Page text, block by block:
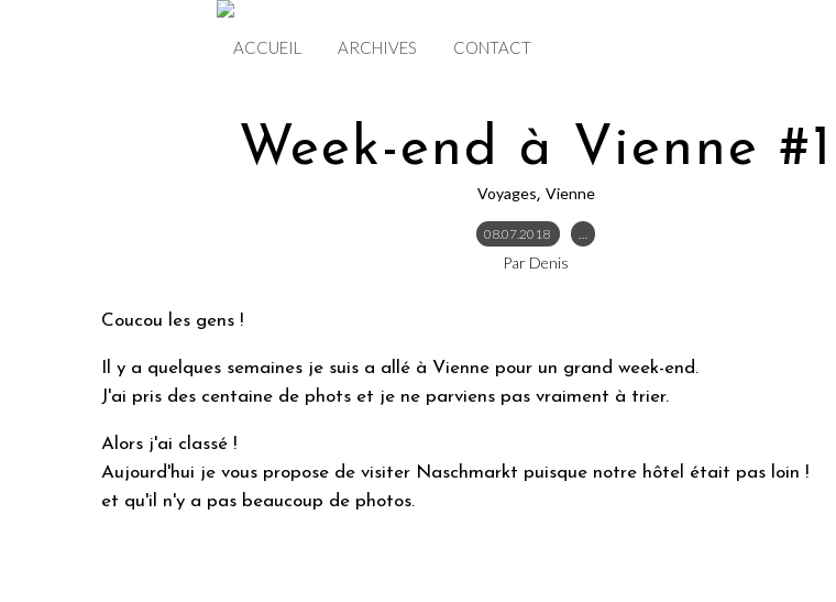
ACCUEIL ARCHIVES CONTACT
Week-end à Vienne #1
Voyages, Vienne
08.07.2018 …
Par Denis
Coucou les gens !
Il y a quelques semaines je suis a allé à Vienne pour un grand week-end.
J'ai pris des centaine de phots et je ne parviens pas vraiment à trier.
Alors j'ai classé !
Aujourd'hui je vous propose de visiter Naschmarkt puisque notre hôtel était pas loin !
et qu'il n'y a pas beaucoup de photos.